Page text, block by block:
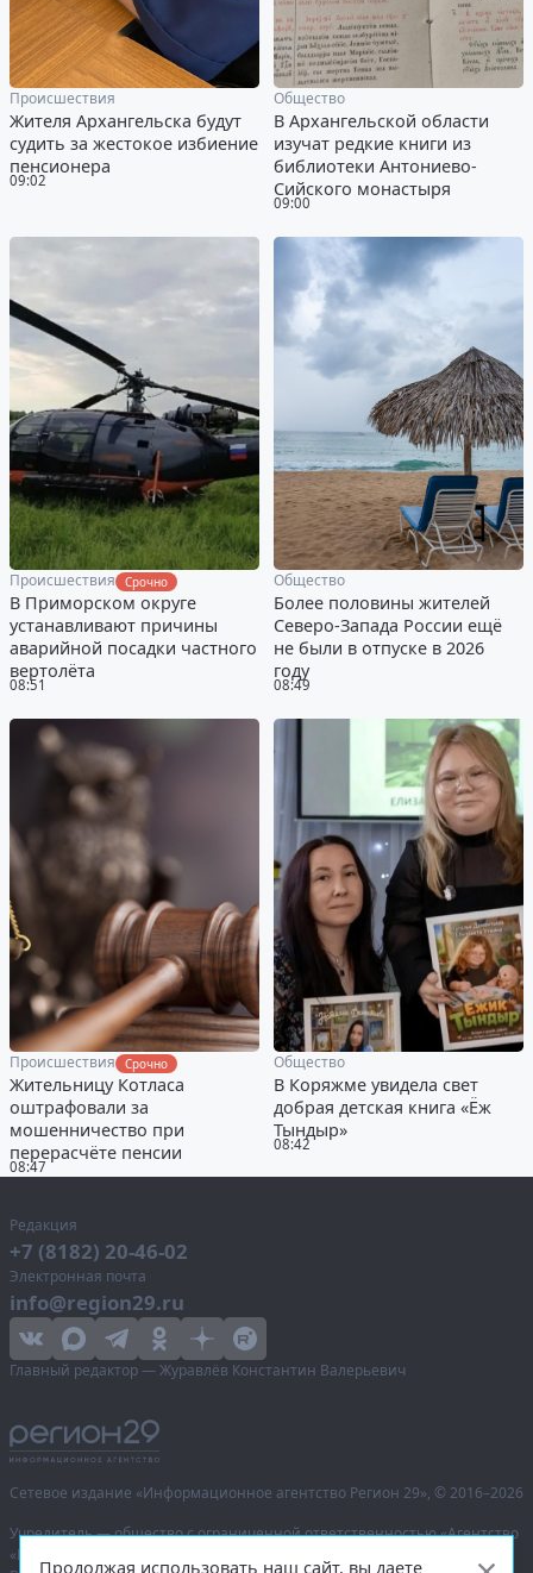
09:02
Происшествия
Жителя Архангельска будут
судить за жестокое избиение
пенсионера
09:00
Общество
В Архангельской области
изучат редкие книги из
библиотеки Антониево-
Сийского монастыря
08:51
Происшествия Срочно
В Приморском округе
устанавливают причины
аварийной посадки частного
вертолёта
08:49
Общество
Более половины жителей
Северо-Запада России ещё
не были в отпуске в 2026
году
08:47
Происшествия Срочно
Жительницу Котласа
оштрафовали за
мошенничество при
перерасчёте пенсии
08:42
Общество
В Коряжме увидела свет
добрая детская книга «Ёж
Тындыр»
Редакция
+7 (8182) 20-46-02
Электронная почта
info@region29.ru
Главный редактор — Журавлёв Константин Валерьевич
Сетевое издание «Информационное агентство Регион 29», © 2016–2026
Учредитель — общество с ограниченной ответственностью «Агентство
«Правда Севера».
Продолжая использовать наш сайт, вы даете